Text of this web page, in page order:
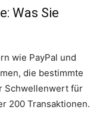
Was Sie
wie PayPal und
die bestimmte
Schwellenwert für
200 Transaktionen.